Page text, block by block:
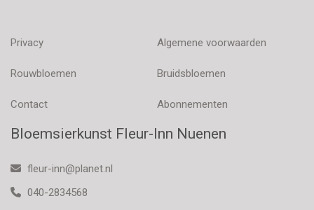
Privacy Algemene voorwaarden
Rouwbloemen Bruidsbloemen
Contact Abonnementen
Bloemsierkunst Fleur-Inn Nuenen
fleur-inn@planet.nl
040-2834568